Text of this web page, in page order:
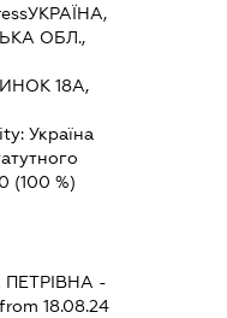
УКРАЇНА,
ОБЛ.,
18А,
Україна
(100 %)
-
18.08.24